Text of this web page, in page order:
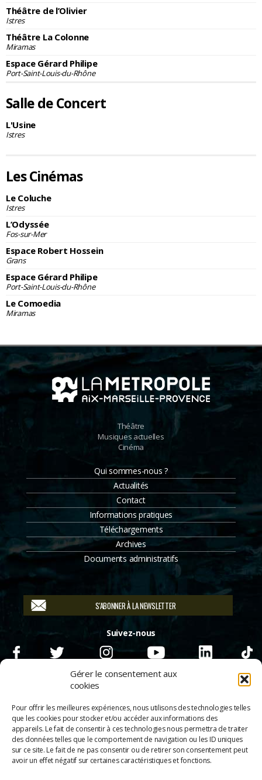
Gérer le consentement aux
cookies
Pour offrir les meilleures expériences, nous utilisons des technologies telles
que les cookies pour stocker et/ou accéder aux informations des
appareils. Le fait de consentir à ces technologies nous permettra de traiter
des données telles que le comportement de navigation ou les ID uniques
sur ce site. Le fait de ne pas consentir ou de retirer son consentement peut
avoir un effet négatif sur certaines caractéristiques et fonctions.
Théâtre de l’Olivier
Istres
Théâtre La Colonne
Miramas
Espace Gérard Philipe
Port-Saint-Louis-du-Rhône
Salle de Concert
L'Usine
Istres
Les Cinémas
Le Coluche
Istres
L’Odyssée
Fos-sur-Mer
Espace Robert Hossein
Grans
Espace Gérard Philipe
Port-Saint-Louis-du-Rhône
Le Comoedia
Miramas
Théâtre
Musiques actuelles
Cinéma
Qui sommes-nous ?
Actualités
Contact
Informations pratiques
Téléchargements
Archives
Documents administratifs
S'ABONNER À LA NEWSLETTER
Suivez-nous